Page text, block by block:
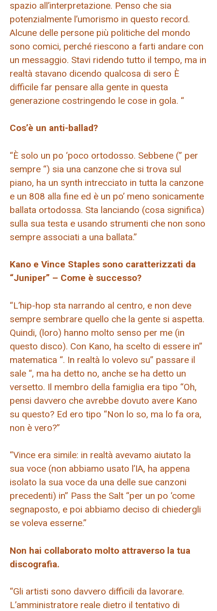
spazio all’interpretazione. Penso che sia
potenzialmente l’umorismo in questo record.
Alcune delle persone più politiche del mondo
sono comici, perché riescono a farti andare con
un messaggio. Stavi ridendo tutto il tempo, ma in
realtà stavano dicendo qualcosa di sero È
difficile far pensare alla gente in questa
generazione costringendo le cose in gola. “
Cos’è un anti-ballad?
“È solo un po ‘poco ortodosso. Sebbene (” per
sempre “) sia una canzone che si trova sul
piano, ha un synth intrecciato in tutta la canzone
e un 808 alla fine ed è un po’ meno sonicamente
ballata ortodossa. Sta lanciando (cosa significa)
sulla sua testa e usando strumenti che non sono
sempre associati a una ballata.”
Kano e Vince Staples sono caratterizzati da
“Juniper” – Come è successo?
“L’hip-hop sta narrando al centro, e non deve
sempre sembrare quello che la gente si aspetta.
Quindi, (loro) hanno molto senso per me (in
questo disco). Con Kano, ha scelto di essere in”
matematica “. In realtà lo volevo su” passare il
sale “, ma ha detto no, anche se ha detto un
versetto. Il membro della famiglia era tipo “Oh,
pensi davvero che avrebbe dovuto avere Kano
su questo? Ed ero tipo “Non lo so, ma lo fa ora,
non è vero?”
“Vince era simile: in realtà avevamo aiutato la
sua voce (non abbiamo usato l’IA, ha appena
isolato la sua voce da una delle sue canzoni
precedenti) in” Pass the Salt “per un po ‘come
segnaposto, e poi abbiamo deciso di chiedergli
se voleva esserne.”
Non hai collaborato molto attraverso la tua
discografia.
“Gli artisti sono davvero difficili da lavorare.
L’amministratore reale dietro il tentativo di